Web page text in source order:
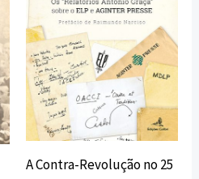
A Contra-Revolução no 25